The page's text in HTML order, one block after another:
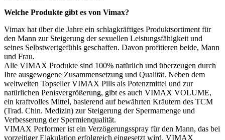
Welche Produkte gibt es von Vimax?
Vimax hat über die Jahre ein schlagkräftiges Produktsortiment für
den Mann zur Steigerung der sexuellen Leistungsfähigkeit und
seines Selbstwertgefühls geschaffen. Davon profitieren beide, Mann
und Frau.
Alle VIMAX Produkte sind 100% natürlich und überzeugen durch
Ihre ausgewogene Zusammensetzung und Qualität. Neben dem
weltweiten Topseller VIMAX Pills als Potenzmittel und zur
natürlichen Penisvergrößerung, gibt es auch VIMAX VOLUME,
ein kraftvolles Mittel, basierend auf bewährten Kräutern des TCM
(Trad. Chin. Medizin) zur Steigerung der Spermamenge und
Verbesserung der Spermienqualität.
VIMAX Performer ist ein Verzögerungsspray für den Mann, das bei
vorzeitiger Ejakulation erfolgreich eingesetzt wird. VIMAX